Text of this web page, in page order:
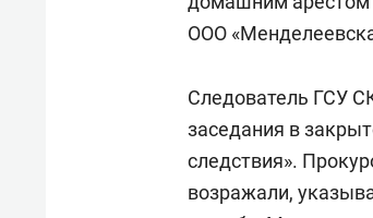
ООО
Следователь ГСУ
заседания в
следствия».
возражали,